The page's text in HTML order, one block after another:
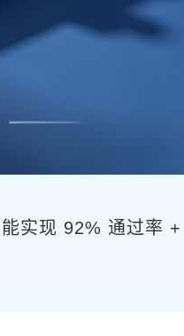
实现 92% 通过率 +